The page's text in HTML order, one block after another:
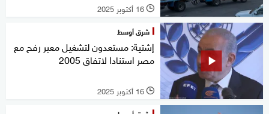
l 16 أكتوبر 2025
شرق أوسط
إشتية: مستعدون لتشغيل معبر رفح مع
مصر استنادا لاتفاق 2005
l 16 أكتوبر 2025